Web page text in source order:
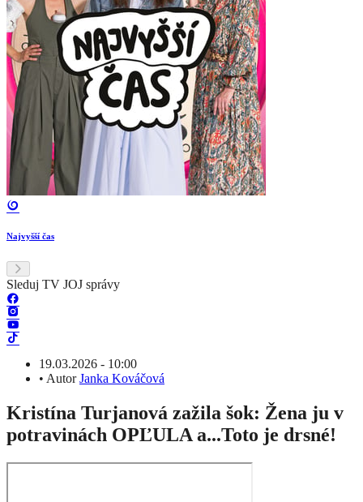
Najvyšší čas
Sleduj TV JOJ správy
19.03.2026 - 10:00
• AutorJanka Kováčová
Kristína Turjanová zažila šok: Žena ju v
potravinách OPĽULA a...Toto je drsné!